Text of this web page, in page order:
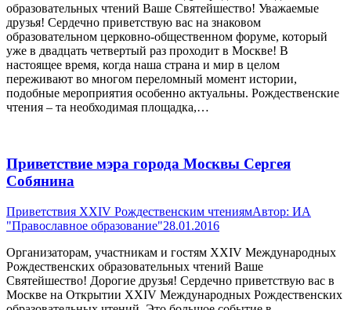
образовательных чтений Ваше Святейшество! Уважаемые
друзья! Сердечно приветствую вас на знаковом
образовательном церковно-общественном форуме, который
уже в двадцать четвертый раз проходит в Москве! В
настоящее время, когда наша страна и мир в целом
переживают во многом переломный момент истории,
подобные мероприятия особенно актуальны. Рождественские
чтения – та необходимая площадка,…
Приветствие мэра города Москвы Сергея
Собянина
Приветствия XXIV Рождественским чтениямАвтор: ИА
"Православное образование"28.01.2016
Организаторам, участникам и гостям XXIV Международных
Рождественских образовательных чтений Ваше
Святейшество! Дорогие друзья! Сердечно приветствую вас в
Москве на Открытии XXIV Международных Рождественских